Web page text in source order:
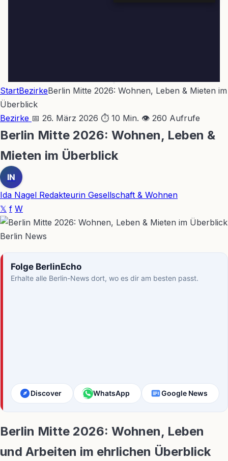
StartBezirkeBerlin Mitte 2026: Wohnen, Leben & Mieten im
Überblick
Bezirke 📅 26. März 2026 ⏱ 10 Min. 👁 260 Aufrufe
Berlin Mitte 2026: Wohnen, Leben &
Mieten im Überblick
IN
Ida Nagel Redakteurin Gesellschaft & Wohnen
𝕏 f W
Folge BerlinEcho
Erhalte alle Berlin-News dort, wo es dir am besten passt.
Discover WhatsApp Google News
Berlin Mitte 2026: Wohnen, Leben
und Arbeiten im ehrlichen Überblick